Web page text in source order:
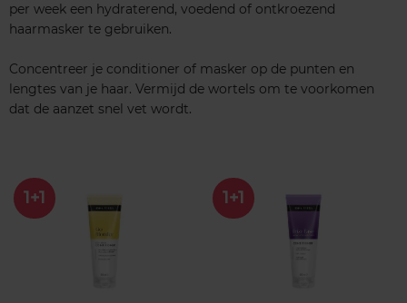
per week een hydraterend, voedend of ontkroezend
haarmasker te gebruiken.
Concentreer je conditioner of masker op de punten en
lengtes van je haar. Vermijd de wortels om te voorkomen
dat de aanzet snel vet wordt.
1+1 1+1